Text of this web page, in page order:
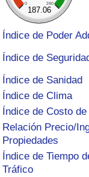
0 240
187.06
Índice de Poder
Índice de
Índice de Sanidad
Índice de Clima
Índice de Costo
Relación Precio/
Propiedades
Índice de Tiempo
Tráfico
en aqaba
Delincuencia
Calificación del
Índice de
Índice de
Sanidad